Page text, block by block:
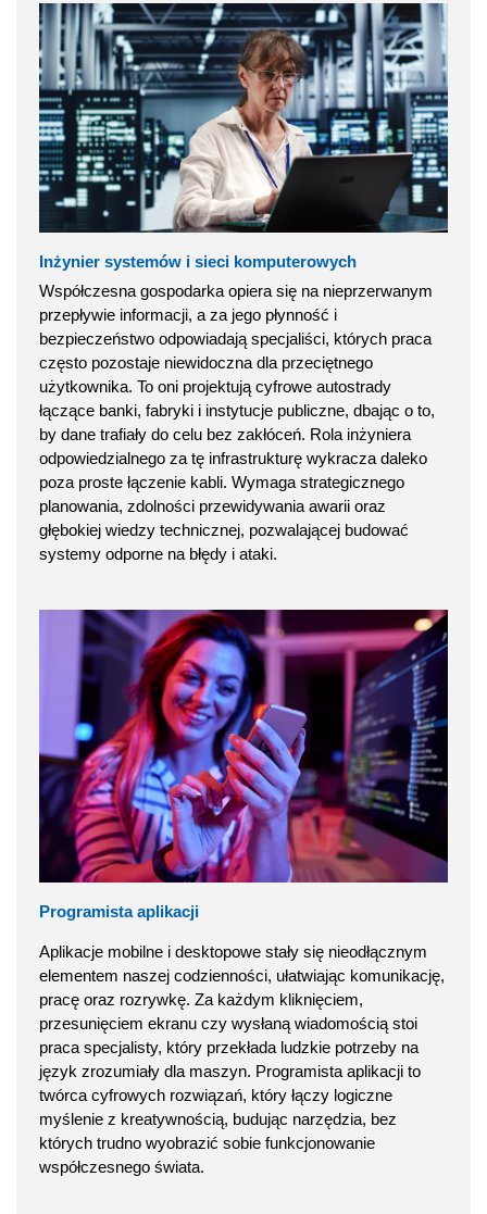
Inżynier systemów i sieci komputerowych
Współczesna gospodarka opiera się na nieprzerwanym
przepływie informacji, a za jego płynność i
bezpieczeństwo odpowiadają specjaliści, których praca
często pozostaje niewidoczna dla przeciętnego
użytkownika. To oni projektują cyfrowe autostrady
łączące banki, fabryki i instytucje publiczne, dbając o to,
by dane trafiały do celu bez zakłóceń. Rola inżyniera
odpowiedzialnego za tę infrastrukturę wykracza daleko
poza proste łączenie kabli. Wymaga strategicznego
planowania, zdolności przewidywania awarii oraz
głębokiej wiedzy technicznej, pozwalającej budować
systemy odporne na błędy i ataki.
Programista aplikacji
Aplikacje mobilne i desktopowe stały się nieodłącznym
elementem naszej codzienności, ułatwiając komunikację,
pracę oraz rozrywkę. Za każdym kliknięciem,
przesunięciem ekranu czy wysłaną wiadomością stoi
praca specjalisty, który przekłada ludzkie potrzeby na
język zrozumiały dla maszyn. Programista aplikacji to
twórca cyfrowych rozwiązań, który łączy logiczne
myślenie z kreatywnością, budując narzędzia, bez
których trudno wyobrazić sobie funkcjonowanie
współczesnego świata.